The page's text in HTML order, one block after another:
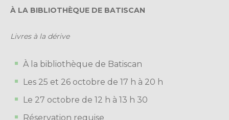
À LA BIBLIOTHÈQUE DE BATISCAN
Livres à la dérive
À la bibliothèque de Batiscan
Les 25 et 26 octobre de 17 h à 20 h
Le 27 octobre de 12 h à 13 h 30
Réservation requise